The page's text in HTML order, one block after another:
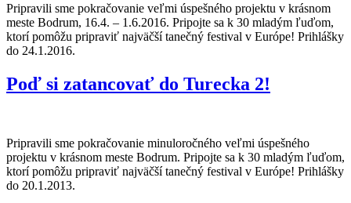
Pripravili sme pokračovanie veľmi úspešného projektu v krásnom
meste Bodrum, 16.4. – 1.6.2016. Pripojte sa k 30 mladým ľuďom,
ktorí pomôžu pripraviť najväčší tanečný festival v Európe! Prihlášky
do 24.1.2016.
Poď si zatancovať do Turecka 2!
Pripravili sme pokračovanie minuloročného veľmi úspešného
projektu v krásnom meste Bodrum. Pripojte sa k 30 mladým ľuďom,
ktorí pomôžu pripraviť najväčší tanečný festival v Európe! Prihlášky
do 20.1.2013.